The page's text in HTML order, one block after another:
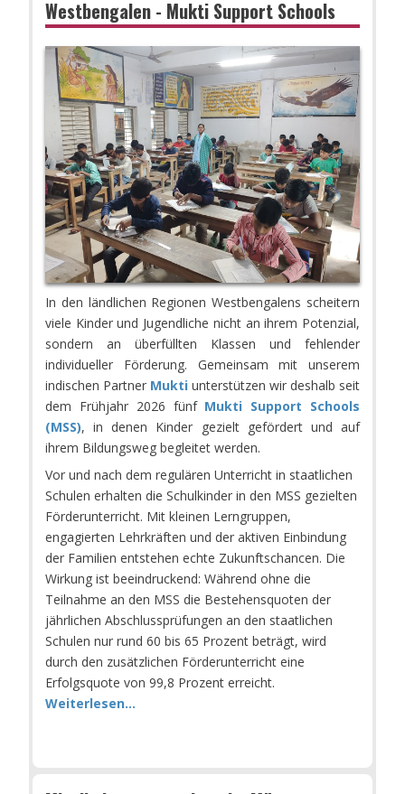
Westbengalen - Mukti Support Schools
In den ländlichen Regionen Westbengalens scheitern
viele Kinder und Jugendliche nicht an ihrem Potenzial,
sondern an überfüllten Klassen und fehlender
individueller Förderung. Gemeinsam mit unserem
indischen Partner Muktiunterstützen wir deshalb seit
dem Frühjahr 2026 fünf Mukti Support Schools
(MSS), in denen Kinder gezielt gefördert und auf
ihrem Bildungsweg begleitet werden.
Vor und nach dem regulären Unterricht in staatlichen
Schulen erhalten die Schulkinder in den MSS gezielten
Förderunterricht. Mit kleinen Lerngruppen,
engagierten Lehrkräften und der aktiven Einbindung
der Familien entstehen echte Zukunftschancen. Die
Wirkung ist beeindruckend: Während ohne die
Teilnahme an den MSS die Bestehensquoten der
jährlichen Abschlussprüfungen an den staatlichen
Schulen nur rund 60 bis 65 Prozent beträgt, wird
durch den zusätzlichen Förderunterricht eine
Erfolgsquote von 99,8 Prozent erreicht.
Weiterlesen...